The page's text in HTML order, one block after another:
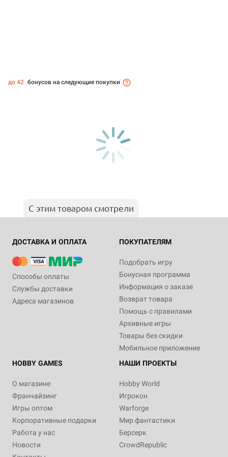
до 42 бонусов на следующие покупки
С этим товаром смотрели
ДОСТАВКА И ОПЛАТА
Способы оплаты
Службы доставки
Адреса магазинов
ПОКУПАТЕЛЯМ
Подобрать игру
Бонусная программа
Информация о заказе
Возврат товара
Помощь с правилами
Архивные игры
Товары без скидки
Мобильное приложение
HOBBY GAMES
О магазине
Франчайзинг
Игры оптом
Корпоративные подарки
Работа у нас
Новости
НАШИ ПРОЕКТЫ
Hobby World
Игрокон
Warforge
Мир фантастики
Берсерк
CrowdRepublic